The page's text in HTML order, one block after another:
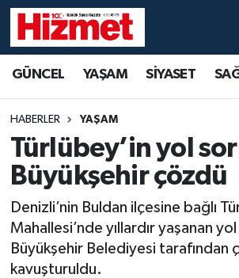
GÜNCEL YAŞAM SİYASET
HABERLER YAŞAM
Türlübey’in yol
Büyükşehir çözdü
Denizli’nin Buldan ilçesine bağlı
Mahallesi’nde yıllardır yaşanan
Büyükşehir Belediyesi tarafından
kavuşturuldu.
YAŞAM
SİYASET
SAĞLIK
EKONOMİ
KÜLTÜR SANAT
Denizli Hava Durumu
Denizli Trafik Yoğunluk Haritası
Süper Lig Puan Durumu ve
Tüm Manşetler
Son Dakika Haberleri